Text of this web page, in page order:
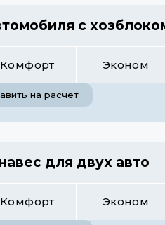
с
Комфорт Эконом
на расчет
для двух авто
Комфорт Эконом